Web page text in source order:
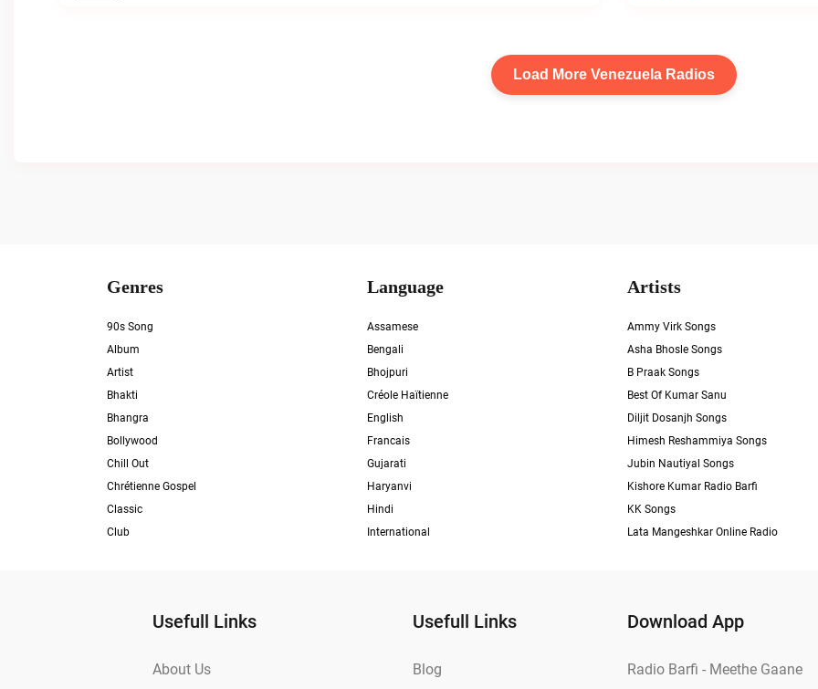
Load More Venezuela Radios
Genres
90s Song
Album
Artist
Bhakti
Bhangra
Bollywood
Chill Out
Chrétienne Gospel
Classic
Club
Language
Assamese
Bengali
Bhojpuri
Créole Haïtienne
English
Francais
Gujarati
Haryanvi
Hindi
International
Artists
Ammy Virk Songs
Asha Bhosle Songs
B Praak Songs
Best Of Kumar Sanu
Diljit Dosanjh Songs
Himesh Reshammiya Songs
Jubin Nautiyal Songs
Kishore Kumar Radio Barfi
KK Songs
Lata Mangeshkar Online Radio
Usefull Links
About Us
Usefull Links
Blog
Download App
Radio Barfi - Meethe Gaane